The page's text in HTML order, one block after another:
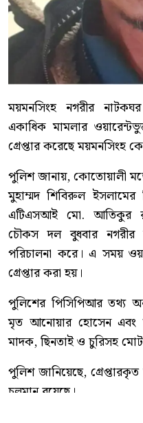
ময়মনসিংহ নগরীর
একাধিক মামলার
গ্রেপ্তার করেছে ময়মনসিংহ
পুলিশ জানায়, কোতোয়ালী
মুহাম্মদ শিবিরুল ইসলামের
এটিএসআই মো. আতিকুর
চৌকস দল বুধবার নগরীর
পরিচালনা করে। এ সময়
গ্রেপ্তার করা হয়।
পুলিশের পিসিপিআর তথ্য
মৃত আনোয়ার হোসেন এবং
মাদক, ছিনতাই ও চুরিসহ মোট
পুলিশ জানিয়েছে,
চলমান রয়েছে।